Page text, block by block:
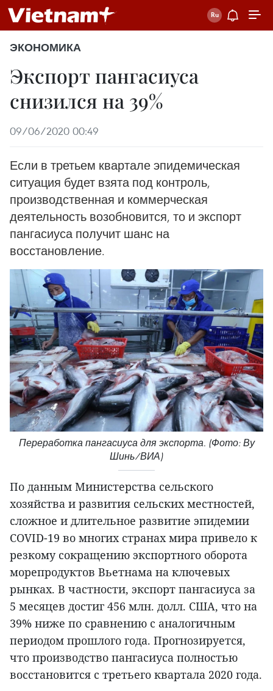
ЭКОНОМИКА
Экспорт пангасиуса
снизился на 39%
09/06/2020 00:49
Если в третьем квартале эпидемическая
ситуация будет взята под контроль,
производственная и коммерческая
деятельность возобновится, то и экспорт
пангасиуса получит шанс на
восстановление.
Переработка пангасиуса для экспорта. (Фото: Ву
Шинь/ВИА)
По данным Министерства сельского
хозяйства и развития сельских местностей,
сложное и длительное развитие эпидемии
COVID-19 во многих странах мира привело к
резкому сокращению экспортного оборота
морепродуктов Вьетнама на ключевых
рынках. В частности, экспорт пангасиуса за
5 месяцев достиг 456 млн. долл. США, что на
39% ниже по сравнению с аналогичным
периодом прошлого года. Прогнозируется,
что производство пангасиуса полностью
восстановится с третьего квартала 2020 года.